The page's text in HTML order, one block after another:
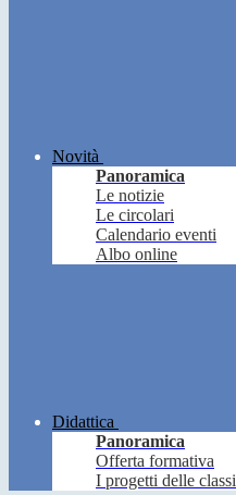
Novità
Panoramica
Le notizie
Le circolari
Calendario eventi
Albo online
Didattica
Panoramica
Offerta formativa
I progetti delle classi